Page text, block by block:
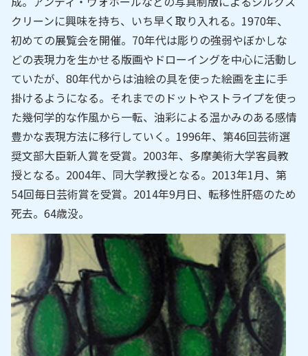
クリーンに興味を持ち、いち早く取り入れる。1970年、
初めての展覧会を開催。70年代は彫りの強弱やぼかしな
どの表現力を生かせる版画やドローイングを中心に活動し
ていたが、80年代からは油絵の具を使った絵画を主に手
掛けるようになる。それまでのドットやストライプを使っ
た幾何学的な作風から一転、油彩による温かみのある感情
豊かな表現方法に移行していく。1996年、第46回芸術選
奨文部大臣新人賞を受賞。2003年、多摩美術大学客員教
授となる。2004年、同大学教授となる。2013年1月、第
54回毎日芸術賞を受賞。2014年9月日、転移性肝癌のため
死去。64歳没。